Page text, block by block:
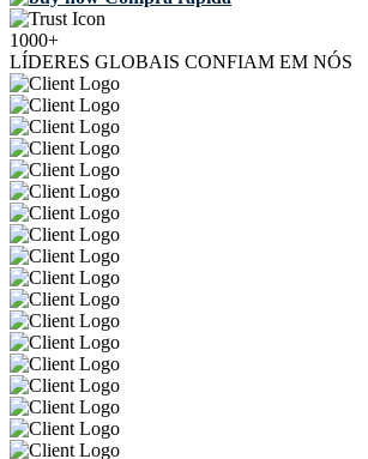
1000+
LÍDERES GLOBAIS CONFIAM EM NÓS